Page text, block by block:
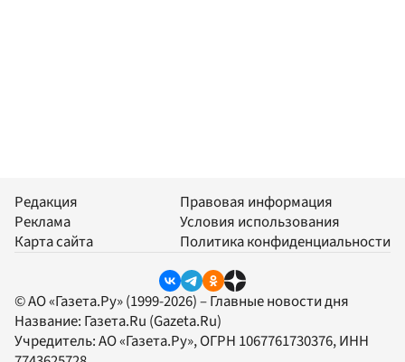
Редакция
Реклама
Карта сайта
Правовая информация
Условия использования
Политика конфиденциальности
© АО «Газета.Ру» (1999-2026) – Главные новости дня
Название: Газета.Ru (Gazeta.Ru)
Учредитель:АО «Газета.Ру», ОГРН 1067761730376, ИНН